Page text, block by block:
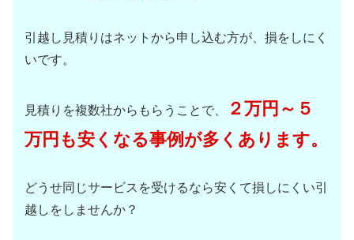
引越し見積りはネットから申し込む方が、損をしにく
いです。
見積りを複数社からもらうことで、
２万円～５
万円も安くなる事例が多くあります。
どうせ同じサービスを受けるなら安くて損しにくい引
越しをしませんか？